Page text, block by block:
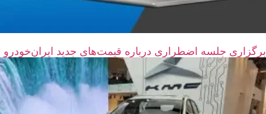
برگزاری جلسه اضطراری درباره قیمت‌های جدید ایران‌خودرو